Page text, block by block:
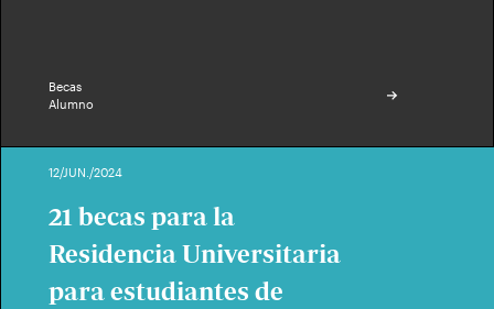
Becas
Alumno
12/JUN./2024
21 becas para la
Residencia Universitaria
para estudiantes de